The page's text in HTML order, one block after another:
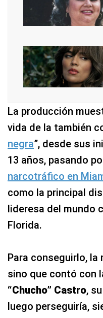
La producción
vida de la también
negra”, desde sus
13 años, pasando
narcotráfico en
como la principal
lideresa del mundo
Florida.
Para conseguirlo, la
sino que contó con
“Chucho” Castro,
luego perseguiría,